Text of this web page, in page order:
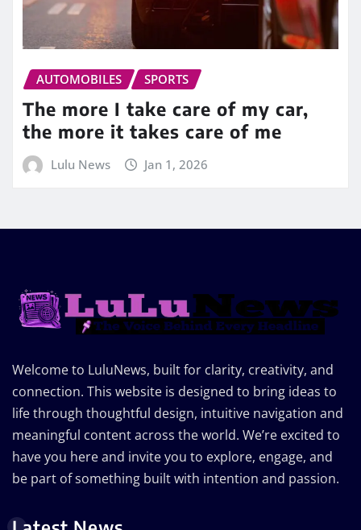
AUTOMOBILES SPORTS
The more I take care of my car,
the more it takes care of me
Lulu News Jan 1, 2026
Welcome to LuluNews, built for clarity, creativity, and
connection. This website is designed to bring ideas to
life through thoughtful design, intuitive navigation and
meaningful content across the world. We’re excited to
have you here and invite you to explore, engage, and
be part of something built with intention and passion.